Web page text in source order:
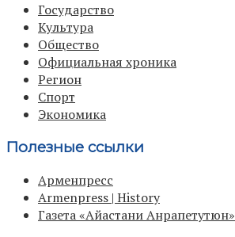
Государство
Культура
Общество
Официальная хроника
Регион
Спорт
Экономика
Полезные ссылки
Арменпресс
Armenpress | History
Газета «Айастани Анрапетутюн»